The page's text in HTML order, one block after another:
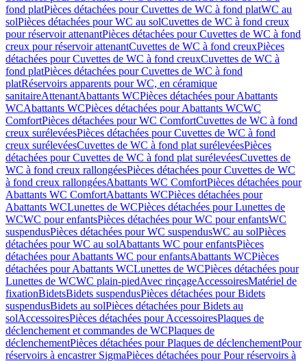
fond platPièces détachées pour Cuvettes de WC à fond platWC au
solPièces détachées pour WC au solCuvettes de WC à fond creux
pour réservoir attenantPièces détachées pour Cuvettes de WC à fond
creux pour réservoir attenantCuvettes de WC à fond creuxPièces
détachées pour Cuvettes de WC à fond creuxCuvettes de WC à
fond platPièces détachées pour Cuvettes de WC à fond
platRéservoirs apparents pour WC, en céramique
sanitaireAttenantAbattants WCPièces détachées pour Abattants
WCAbattants WCPièces détachées pour Abattants WCWC
ComfortPièces détachées pour WC ComfortCuvettes de WC à fond
creux surélevéesPièces détachées pour Cuvettes de WC à fond
creux surélevéesCuvettes de WC à fond plat surélevéesPièces
détachées pour Cuvettes de WC à fond plat surélevéesCuvettes de
WC à fond creux rallongéesPièces détachées pour Cuvettes de WC
à fond creux rallongéesAbattants WC ComfortPièces détachées pour
Abattants WC ComfortAbattants WCPièces détachées pour
Abattants WCLunettes de WCPièces détachées pour Lunettes de
WCWC pour enfantsPièces détachées pour WC pour enfantsWC
suspendusPièces détachées pour WC suspendusWC au solPièces
détachées pour WC au solAbattants WC pour enfantsPièces
détachées pour Abattants WC pour enfantsAbattants WCPièces
détachées pour Abattants WCLunettes de WCPièces détachées pour
Lunettes de WCWC plain-piedAvec rinçageAccessoiresMatériel de
fixationBidetsBidets suspendusPièces détachées pour Bidets
suspendusBidets au solPièces détachées pour Bidets au
solAccessoiresPièces détachées pour AccessoiresPlaques de
déclenchement et commandes de WCPlaques de
déclenchementPièces détachées pour Plaques de déclenchementPour
réservoirs à encastrer SigmaPièces détachées pour Pour réservoirs à